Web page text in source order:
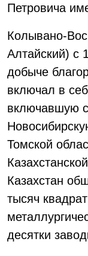
Петровича
Колывано-
Алтайский) с
добыче
включал в
включавшую
Томской
Казахстан
тысяч
десятки